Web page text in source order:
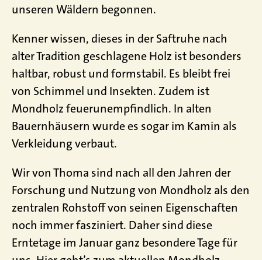
unseren Wäldern begonnen.
Kenner wissen, dieses in der Saftruhe nach
alter Tradition geschlagene Holz ist besonders
haltbar, robust und formstabil. Es bleibt frei
von Schimmel und Insekten. Zudem ist
Mondholz feuerunempfindlich. In alten
Bauernhäusern wurde es sogar im Kamin als
Verkleidung verbaut.
Wir von Thoma sind nach all den Jahren der
Forschung und Nutzung von Mondholz als den
zentralen Rohstoff von seinen Eigenschaften
noch immer fasziniert. Daher sind diese
Erntetage im Januar ganz besondere Tage für